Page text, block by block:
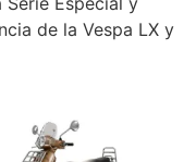
de la Vespa LX y